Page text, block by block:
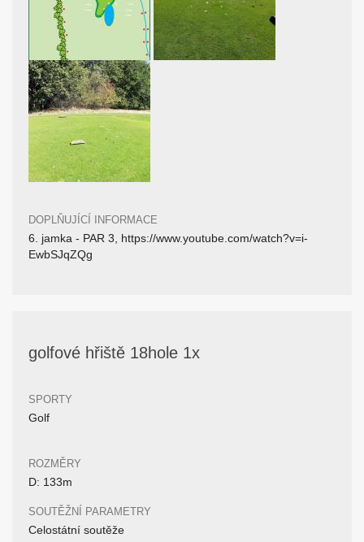
DOPLŇUJÍCÍ INFORMACE
6. jamka - PAR 3, https://www.youtube.com/watch?v=i-
EwbSJqZQg
golfové hřiště 18hole 1x
SPORTY
Golf
ROZMĚRY
D: 133m
SOUTĚŽNÍ PARAMETRY
Celostátní soutěže